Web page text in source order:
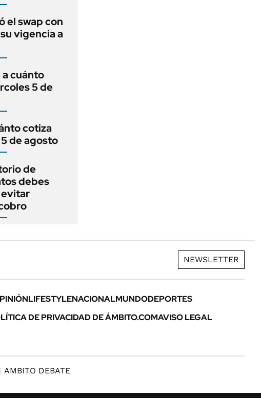
el swap con
vigencia a
cuánto
5 de
cotiza
de agosto
de
debes
evitar
NEWSLETTER
LIFESTYLENACIONALMUNDODEPORTES
DE PRIVACIDAD DE ÁMBITO.COMAVISO LEGAL
AMBITO DEBATE